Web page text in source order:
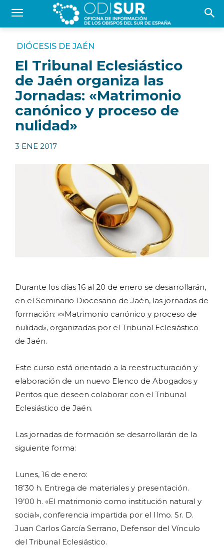
DIÓCESIS DE JAÉN
El Tribunal Eclesiástico
de Jaén organiza las
Jornadas: «Matrimonio
canónico y proceso de
nulidad»
3 ENE 2017
Durante los días 16 al 20 de enero se desarrollarán,
en el Seminario Diocesano de Jaén, las jornadas de
formación: «»Matrimonio canónico y proceso de
nulidad», organizadas por el Tribunal Eclesiástico
de Jaén.
Este curso está orientado a la reestructuración y
elaboración de un nuevo Elenco de Abogados y
Peritos que deseen colaborar con el Tribunal
Eclesiástico de Jaén.
Las jornadas de formación se desarrollarán de la
siguiente forma:
Lunes, 16 de enero:
18’30 h. Entrega de materiales y presentación.
19’00 h. «El matrimonio como institución natural y
social», conferencia impartida por el Ilmo. Sr. D.
Juan Carlos García Serrano, Defensor del Vínculo
del Tribunal Eclesiástico.